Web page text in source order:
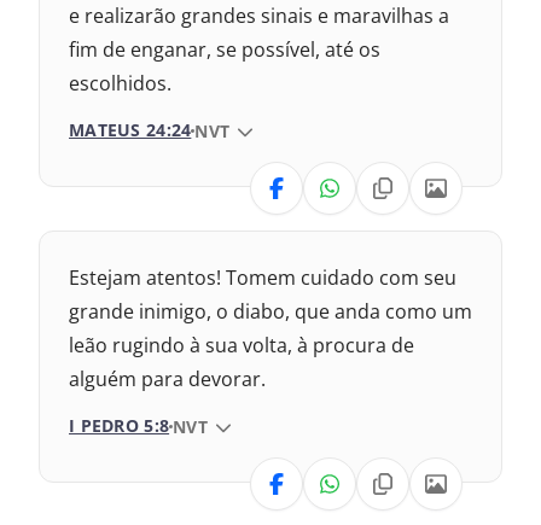
2017 – Nova Almeida Atualizada
2009 – Almeida Revisada e Corrigida
1969 – Almeida Revisada e Corrigida
1993 – Almeida Revisada e Atualizada
e realizarão grandes sinais e maravilhas a
fim de enganar, se possível, até os
escolhidos.
MATEUS 24:24 VERSÃO DA BÍBLIA
NVT
VERSÃO
2017 – Nova Almeida Atualizada
2009 – Almeida Revisada e Corrigida
1969 – Almeida Revisada e Corrigida
1993 – Almeida Revisada e Atualizada
Estejam atentos! Tomem cuidado com seu
grande inimigo, o diabo, que anda como um
leão rugindo à sua volta, à procura de
alguém para devorar.
I PEDRO 5:8 VERSÃO DA BÍBLIA
NVT
VERSÃO